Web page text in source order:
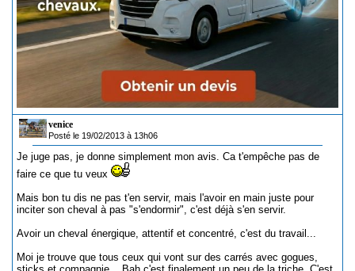
venice
Posté le 19/02/2013 à 13h06
Je juge pas, je donne simplement mon avis. Ca t'empêche pas de
faire ce que tu veux
Mais bon tu dis ne pas t'en servir, mais l'avoir en main juste pour
inciter son cheval à pas "s'endormir", c'est déjà s'en servir.
Avoir un cheval énergique, attentif et concentré, c'est du travail...
Moi je trouve que tous ceux qui vont sur des carrés avec gogues,